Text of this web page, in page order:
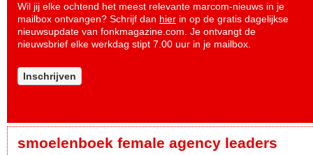
Wil jij elke ochtend het meest relevante marcom-nieuws in je
mailbox ontvangen? Schrijf dan hier in op de gratis dagelijkse
nieuwsupdate van fonkmagazine.com. Je ontvangt de
nieuwsbrief elke werkdag stipt 7.00 uur in je mailbox.
Inschrijven
smoelenboek female agency leaders